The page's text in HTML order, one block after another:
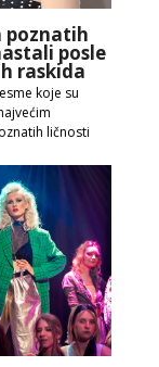
poznatih
posle
raskida
koje su
ličnosti